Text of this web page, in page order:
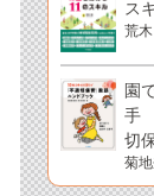
ス
荒
園
手
切
菊